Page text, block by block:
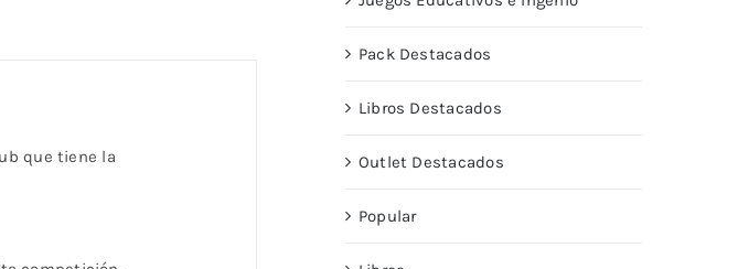
que tiene la
Pack Destacados
Libros Destacados
Outlet Destacados
Popular